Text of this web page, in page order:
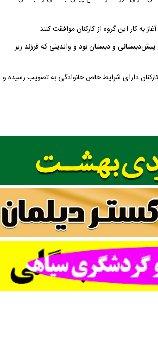
و دبستان بود و والدینی که فرزند زیر
دارای شرایط خاص خانوادگی به تصویب رسیده و